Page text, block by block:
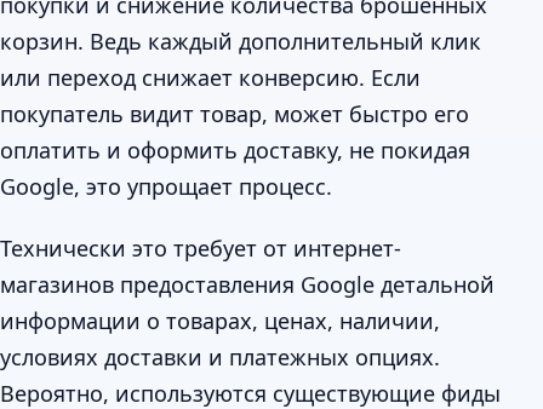
корзин. Ведь каждый дополнительный клик
или переход снижает конверсию. Если
покупатель видит товар, может быстро его
оплатить и оформить доставку, не покидая
Google, это упрощает процесс.
Технически это требует от интернет-
магазинов предоставления Google детальной
информации о товарах, ценах, наличии,
условиях доставки и платежных опциях.
Вероятно, используются существующие фиды